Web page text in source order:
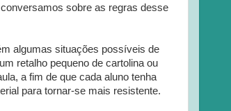
sobre as regras desse
algumas situações possíveis de
retalho pequeno de cartolina ou
a fim de que cada aluno tenha
para tornar-se mais resistente.